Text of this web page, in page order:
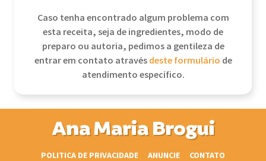
Caso tenha encontrado algum problema com
esta receita, seja de ingredientes, modo de
preparo ou autoria, pedimos a gentileza de
entrar em contato atravésdeste formulário de
atendimento específico.
Ana Maria Brogui
POLITICA DE PRIVACIDADE ANUNCIE CONTATO